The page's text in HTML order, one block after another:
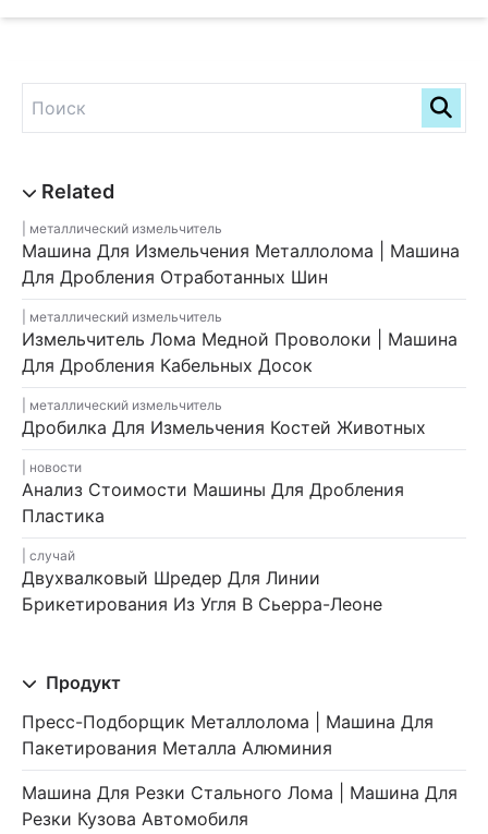
металлический измельчитель
Машина Для Измельчения Металлолома | Машина
Для Дробления Отработанных Шин
металлический измельчитель
Измельчитель Лома Медной Проволоки | Машина
Для Дробления Кабельных Досок
металлический измельчитель
Дробилка Для Измельчения Костей Животных
новости
Анализ Стоимости Машины Для Дробления
Пластика
случай
Двухвалковый Шредер Для Линии
Брикетирования Из Угля В Сьерра-Леоне
Продукт
Пресс-Подборщик Металлолома | Машина Для
Пакетирования Металла Алюминия
Машина Для Резки Стального Лома | Машина Для
Резки Кузова Автомобиля